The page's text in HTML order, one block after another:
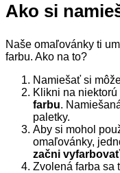
Ako si
Naše omaľovánky ti
farbu. Ako na to?
Namiešať si
Klikni na
farbu.
paletky.
Aby si mohol
omaľovánky,
začni
Zvolená farba sa